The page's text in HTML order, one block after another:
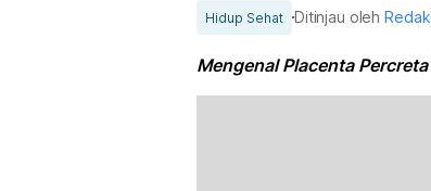
Hidup Sehat Ditinjau oleh
Mengenal Placenta